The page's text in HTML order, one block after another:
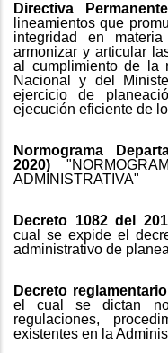
Directiva
lineamientos que
integridad en
armonizar y articular
al cumplimiento de la
Nacional y del
ejercicio de
ejecución eficiente de
Normograma
2020)
ADMINISTRATIVA"
Decreto 1082 del
cual se expide el
administrativo de
Decreto
el cual se dictan
regulaciones,
existentes en la